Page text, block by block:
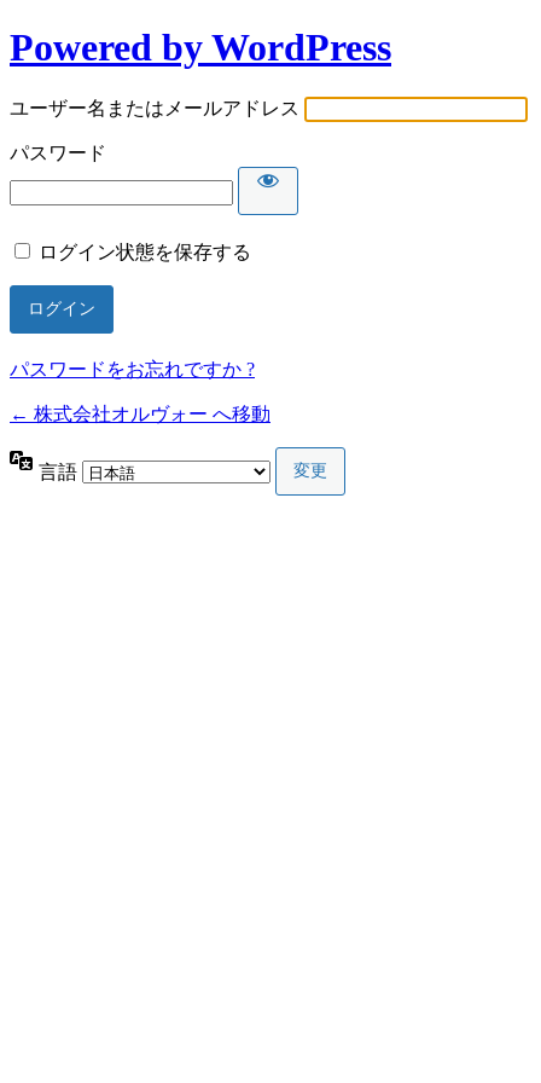
Powered by WordPress
ユーザー名またはメールアドレス
パスワード
ログイン状態を保存する
パスワードをお忘れですか ?
← 株式会社オルヴォー へ移動
言語